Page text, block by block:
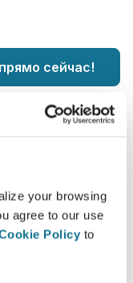
your browsing
agree to our use
Policy to
сейчас!
для